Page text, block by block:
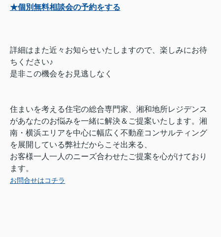
★個別無料相談会の予約をする
詳細はまた近々お知らせいたしますので、楽しみにお待
ちください♪
是非この機会をお見逃しなく
住まいを考える住宅の総合専門家、湘和地所レジデンス
があなたのお悩みを一緒に解決＆ご提案いたします。湘
南・横浜エリアを中心に幅広く不動産コンサルティング
を展開している弊社だからこそ出来る、
お客様一人一人のニーズ合わせたご提案を心がけており
ます。
お問合せはコチラ